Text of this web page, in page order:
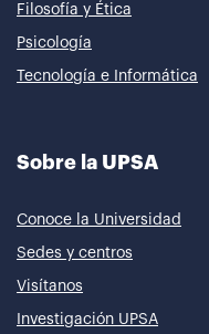
Filosofía y Ética
Psicología
Tecnología e Informática
Sobre la UPSA
Conoce la Universidad
Sedes y centros
Visítanos
Investigación UPSA